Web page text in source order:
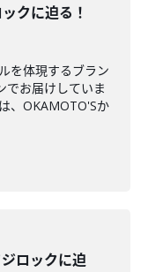
クに迫る！
を体現するブラン
でお届けしていま
、OKAMOTO'Sか
ロックに迫